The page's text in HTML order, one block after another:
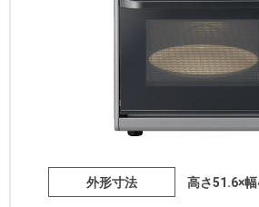
外形寸法 高さ51.6×